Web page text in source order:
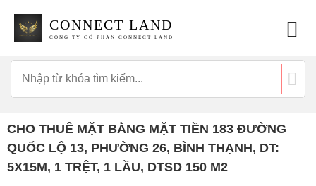
CONNECT LAND
CÔNG TY CỔ PHẦN CONNECT LAND
CHO THUÊ MẶT BẰNG MẶT TIỀN 183 ĐƯỜNG
QUỐC LỘ 13, PHƯỜNG 26, BÌNH THẠNH, DT:
5X15M, 1 TRỆT, 1 LẦU, DTSD 150 M2